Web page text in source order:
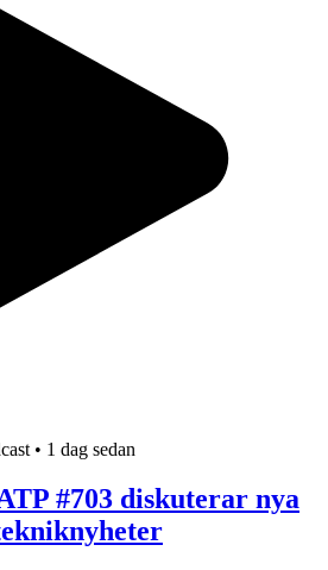
• 1 dag sedan
#703 diskuterar nya